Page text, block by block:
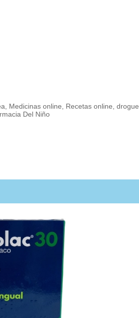
Medicinas online, Recetas online,
Del Niño